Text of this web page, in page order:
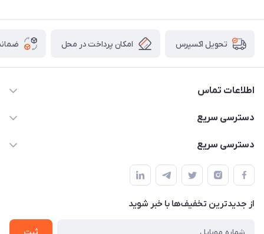
تحویل اکسپرس امکان پرداخت در محل
اطلاعات تماس
02166456492 - 09121933405
حتما با هماهنگی قبلی
دسترسی سریع
خرید کیسه خواب
چادر بادی
ننو
دسترسی سریع
چادر سرخپوستی
صندلی تاشو
سایه بان کمپینگ
از جدید‌ترین تخفیف‌ها با‌ خبر شوید